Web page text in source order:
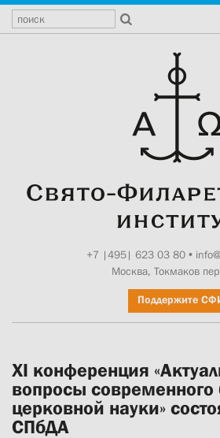
+7 |495| 623 03 80•
Москва, Токмаков
Поддержите
XI конференция
вопросы современного
церковной науки»
СПбДА